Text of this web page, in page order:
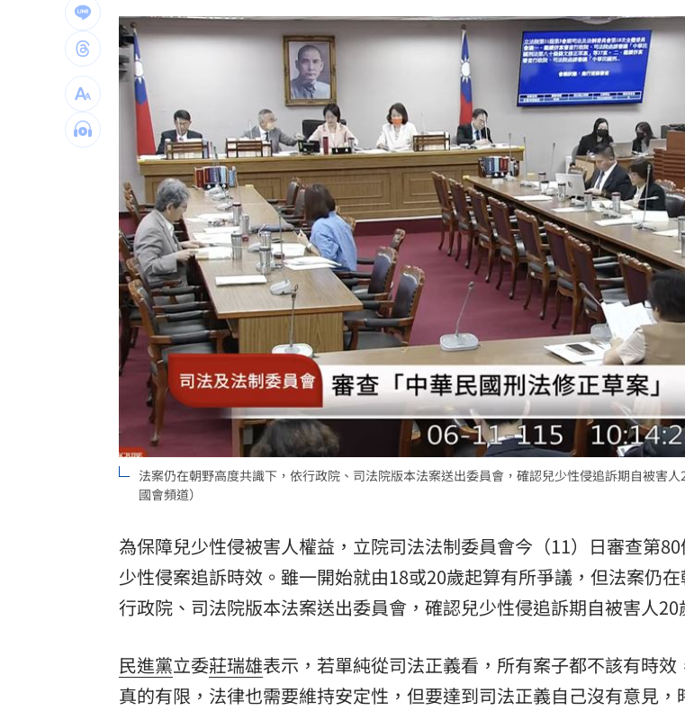
選手一開口驚豔全場 歌王聽到一半變臉 15:55
台灣彩券開獎直播中 20:31
LIVE三立+24小時直播 15:27
三立iNEWS新聞台線上直播 18:00
商場戰國來臨 台中「頂奢大道」逐漸成形 12:00
台彩父親節推新刮刮樂千萬頭獎超「爸」氣 12:00
「拍片人的多重宇宙」職涯論壇9/12登場！ 10:30
8國球員齊聚高雄 Formosa 7s掀足球熱潮
理想混蛋號召粉絲跨海追星吃美食！ 18:15
法案仍在朝野高度共識下，依行政院、司法院版本法案送出委員會，確認兒少性侵追訴期自被害
國會頻道）
為保障兒少性侵被害人權益，立院司法法制委員會今（11）日審查第
少性侵案追訴時效。雖一開始就由18或20歲起算有所爭議，但法案仍
行政院、司法院版本法案送出委員會，確認兒少性侵追訴期自被害人20
民進黨立委莊瑞雄表示，若單純從司法正義看，所有案子都不該有時
真的有限，法律也需要維持安定性，但要達到司法正義自己沒有意見